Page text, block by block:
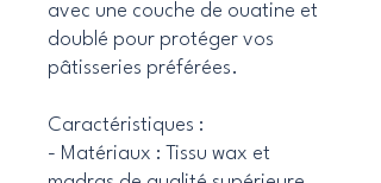
avec une couche de ouatine et
doublé pour protéger vos
pâtisseries préférées.
Caractéristiques :
- Matériaux : Tissu wax et